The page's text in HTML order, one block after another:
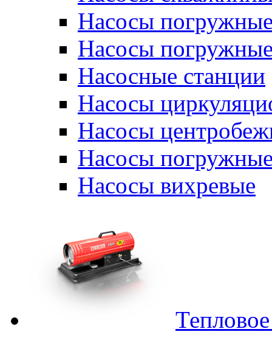
Насосы
Насосы
Насосные станции
Насосы
Насосы
Насосы
Насосы вихревые